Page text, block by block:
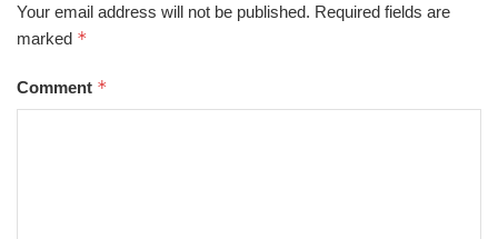
Your email address will not be published. Required fields are
marked *
Comment *